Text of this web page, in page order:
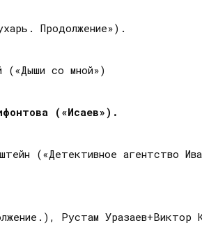
Продолжение»).
(«Дыши со мной»)
(«Исаев»).
(«Детективное агентство
Рустам Уразаев+Виктор